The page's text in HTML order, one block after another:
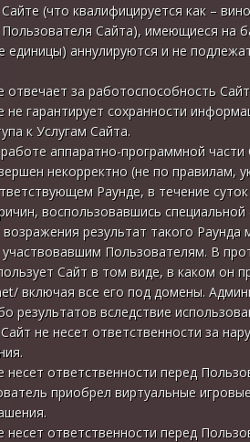
(что квалифицируется как –
Сайта), имеющиеся на
единицы) аннулируются и не
отвечает за работоспособность
не гарантирует сохранности
к Услугам Сайта.
аппаратно-программной
некорректно (не по правилам,
Раунде, в течение
воспользовавшись
результат такого
Пользователям. В
Сайт в том виде, в каком он
включая все его под домены.
результатов вследствие
не несет ответственности за
несет ответственности перед
приобрел виртуальные
несет ответственности перед